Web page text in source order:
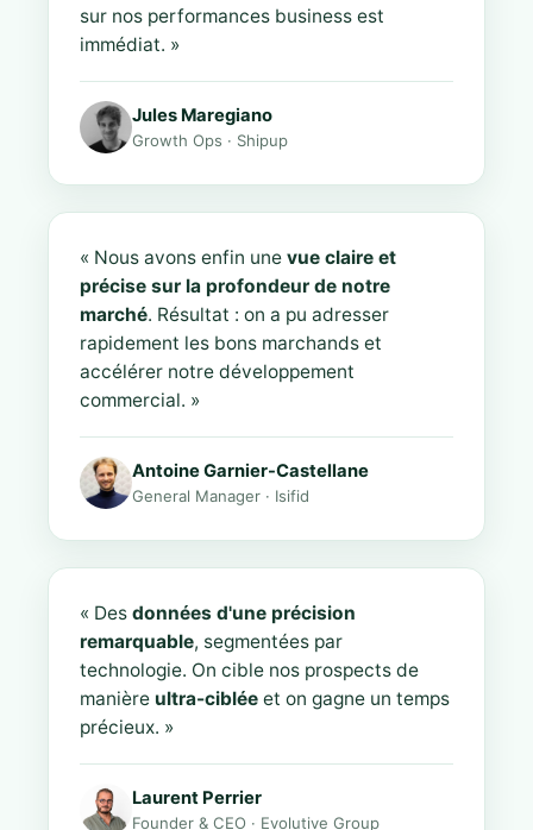
sur nos performances business est
immédiat. »
Jules Maregiano
Growth Ops · Shipup
« Nous avons enfin une vue claire et
précise sur la profondeur de notre
marché. Résultat : on a pu adresser
rapidement les bons marchands et
accélérer notre développement
commercial. »
Antoine Garnier-Castellane
General Manager · Isifid
« Des données d'une précision
remarquable, segmentées par
technologie. On cible nos prospects de
manière ultra-ciblée et on gagne un temps
précieux. »
Laurent Perrier
Founder & CEO · Evolutive Group